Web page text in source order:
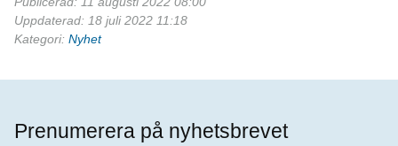
Uppdaterad: 18 juli 2022 11:18
Kategori: Nyhet
Prenumerera på nyhetsbrevet